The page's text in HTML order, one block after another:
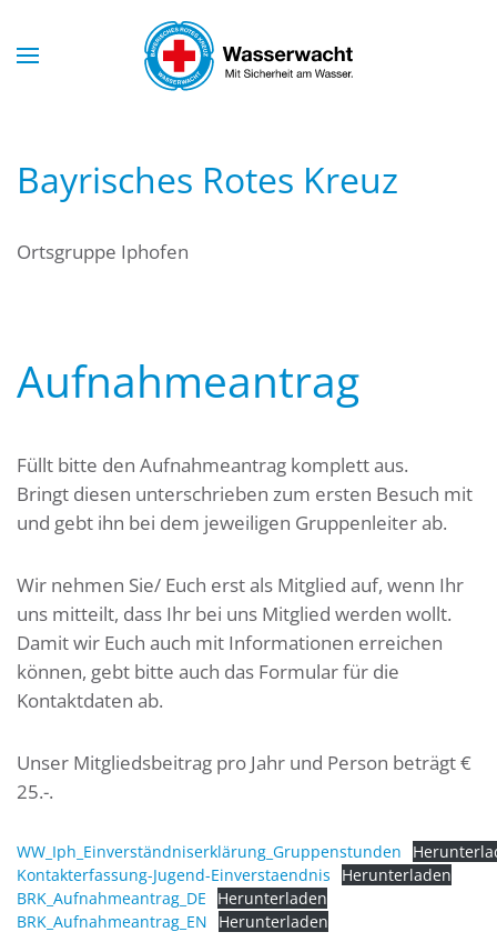
Skip to main content
Bayrisches Rotes Kreuz
Ortsgruppe Iphofen
Aufnahmeantrag
Füllt bitte den Aufnahmeantrag komplett aus.
Bringt diesen unterschrieben zum ersten Besuch mit
und gebt ihn bei dem jeweiligen Gruppenleiter ab.
Wir nehmen Sie/ Euch erst als Mitglied auf, wenn Ihr
uns mitteilt, dass Ihr bei uns Mitglied werden wollt.
Damit wir Euch auch mit Informationen erreichen
können, gebt bitte auch das Formular für die
Kontaktdaten ab.
Unser Mitgliedsbeitrag pro Jahr und Person beträgt €
25.-.
WW_Iph_Einverständniserklärung_Gruppenstunden
Kontakterfassung-Jugend-Einverstaendnis
Herunterladen
BRK_Aufnahmeantrag_DE
Herunterladen
BRK_Aufnahmeantrag_EN
Herunterladen